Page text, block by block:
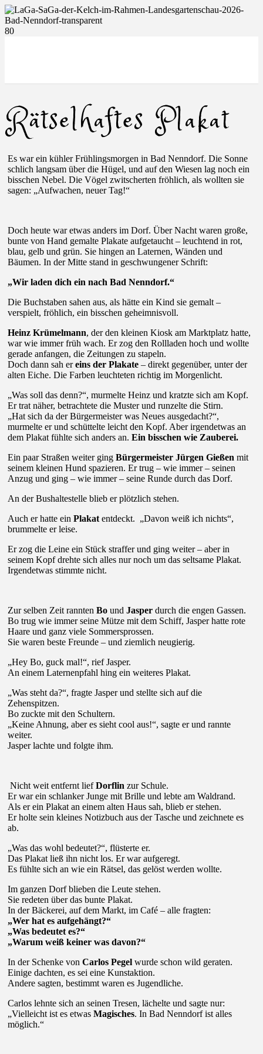
Rätselhaftes Plakat
Es war ein kühler Frühlingsmorgen in Bad Nenndorf. Die Sonne
schlich langsam über die Hügel, und auf den Wiesen lag noch ein
bisschen Nebel. Die Vögel zwitscherten fröhlich, als wollten sie
sagen: „Aufwachen, neuer Tag!“
Doch heute war etwas anders im Dorf. Über Nacht waren große,
bunte von Hand gemalte Plakate aufgetaucht – leuchtend in rot,
blau, gelb und grün. Sie hingen an Laternen, Wänden und
Bäumen. In der Mitte stand in geschwungener Schrift:
„Wir laden dich ein nach Bad Nenndorf.“
Die Buchstaben sahen aus, als hätte ein Kind sie gemalt –
verspielt, fröhlich, ein bisschen geheimnisvoll.
Heinz Krümelmann, der den kleinen Kiosk am Marktplatz hatte,
war wie immer früh wach. Er zog den Rollladen hoch und wollte
gerade anfangen, die Zeitungen zu stapeln.
Doch dann sah ereins der Plakate – direkt gegenüber, unter der
alten Eiche. Die Farben leuchteten richtig im Morgenlicht.
„Was soll das denn?“, murmelte Heinz und kratzte sich am Kopf.
Er trat näher, betrachtete die Muster und runzelte die Stirn.
„Hat sich da der Bürgermeister was Neues ausgedacht?“,
murmelte er und schüttelte leicht den Kopf. Aber irgendetwas an
dem Plakat fühlte sich anders an. Ein bisschen wie Zauberei.
Ein paar Straßen weiter ging Bürgermeister Jürgen Gießen mit
seinem kleinen Hund spazieren. Er trug – wie immer – seinen
Anzug und ging – wie immer – seine Runde durch das Dorf.
An der Bushaltestelle blieb er plötzlich stehen.
Auch er hatte ein Plakat entdeckt. „Davon weiß ich nichts“,
brummelte er leise.
Er zog die Leine ein Stück straffer und ging weiter – aber in
seinem Kopf drehte sich alles nur noch um das seltsame Plakat.
Irgendetwas stimmte nicht.
Zur selben Zeit rannten Bo und Jasper durch die engen Gassen.
Bo trug wie immer seine Mütze mit dem Schiff, Jasper hatte rote
Haare und ganz viele Sommersprossen.
Sie waren beste Freunde – und ziemlich neugierig.
„Hey Bo, guck mal!“, rief Jasper.
An einem Laternenpfahl hing ein weiteres Plakat.
„Was steht da?“, fragte Jasper und stellte sich auf die
Zehenspitzen.
Bo zuckte mit den Schultern.
„Keine Ahnung, aber es sieht cool aus!“, sagte er und rannte
weiter.
Jasper lachte und folgte ihm.
Nicht weit entfernt liefDorflin zur Schule.
Er war ein schlanker Junge mit Brille und lebte am Waldrand.
Als er ein Plakat an einem alten Haus sah, blieb er stehen.
Er holte sein kleines Notizbuch aus der Tasche und zeichnete es
ab.
„Was das wohl bedeutet?“, flüsterte er.
Das Plakat ließ ihn nicht los. Er war aufgeregt.
Es fühlte sich an wie ein Rätsel, das gelöst werden wollte.
Im ganzen Dorf blieben die Leute stehen.
Sie redeten über das bunte Plakat.
In der Bäckerei, auf dem Markt, im Café – alle fragten:
„Wer hat es aufgehängt?“
„Was bedeutet es?“
„Warum weiß keiner was davon?“
In der Schenke von Carlos Pegel wurde schon wild geraten.
Einige dachten, es sei eine Kunstaktion.
Andere sagten, bestimmt waren es Jugendliche.
Carlos lehnte sich an seinen Tresen, lächelte und sagte nur:
„Vielleicht ist es etwas Magisches. In Bad Nenndorf ist alles
möglich.“